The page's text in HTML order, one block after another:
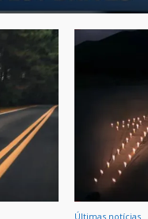
Últimas notícias